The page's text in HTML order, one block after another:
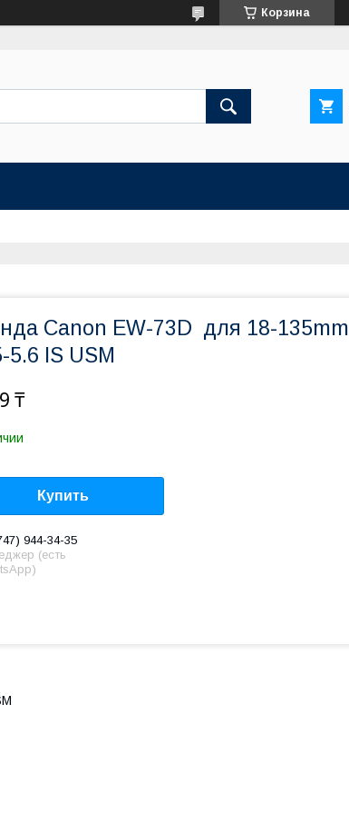
Корзина
Canon EW-73D для 18-135mm
5.6 IS USM
₸
Купить
944-34-35
(есть